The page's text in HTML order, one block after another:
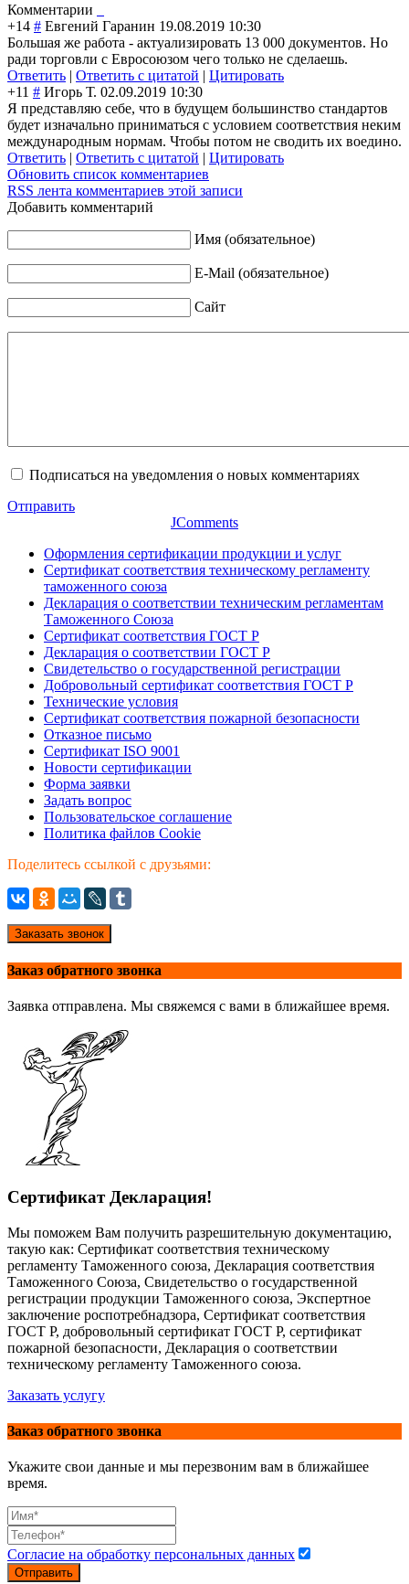
Комментарии
+14 # Евгений Гаранин 19.08.2019 10:30
Большая же работа - актуализировать 13 000 документов. Но
ради торговли с Евросоюзом чего только не сделаешь.
Ответить | Ответить с цитатой | Цитировать
+11 # Игорь Т. 02.09.2019 10:30
Я представляю себе, что в будущем большинство стандартов
будет изначально приниматься с условием соответствия неким
международным нормам. Чтобы потом не сводить их воедино.
Ответить | Ответить с цитатой | Цитировать
Обновить список комментариев
RSS лента комментариев этой записи
Добавить комментарий
Имя (обязательное)
E-Mail (обязательное)
Сайт
Подписаться на уведомления о новых комментариях
Отправить
JComments
Оформления сертификации продукции и услуг
Сертификат соответствия техническому регламенту
таможенного союза
Декларация о соответствии техническим регламентам
Таможенного Союза
Сертификат соответствия ГОСТ Р
Декларация о соответствии ГОСТ Р
Свидетельство о государственной регистрации
Добровольный сертификат соответствия ГОСТ Р
Технические условия
Сертификат соответствия пожарной безопасности
Отказное письмо
Сертификат ISO 9001
Новости сертификации
Форма заявки
Задать вопрос
Пользовательское соглашение
Политика файлов Cookie
Поделитесь ссылкой с друзьями:
Заказать звонок
Заказ обратного звонка
Заявка отправлена. Мы свяжемся с вами в ближайшее время.
Сертификат Декларация!
Мы поможем Вам получить разрешительную документацию,
такую как: Сертификат соответствия техническому
регламенту Таможенного союза, Декларация соответствия
Таможенного Союза, Свидетельство о государственной
регистрации продукции Таможенного союза, Экспертное
заключение роспотребнадзора, Сертификат соответствия
ГОСТ Р, добровольный сертификат ГОСТ Р, сертификат
пожарной безопасности, Декларация о соответствии
техническому регламенту Таможенного союза.
Заказать услугу
Заказ обратного звонка
Укажите свои данные и мы перезвоним вам в ближайшее
время.
Согласие на обработку персональных данных
Отправить